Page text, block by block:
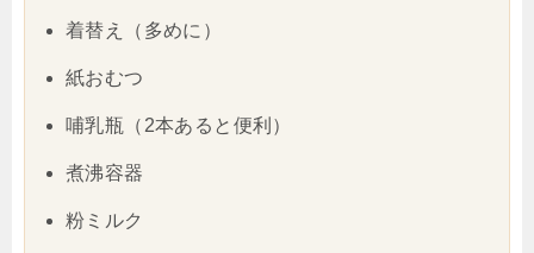
着替え（多めに）
紙おむつ
哺乳瓶（2本あると便利）
煮沸容器
粉ミルク